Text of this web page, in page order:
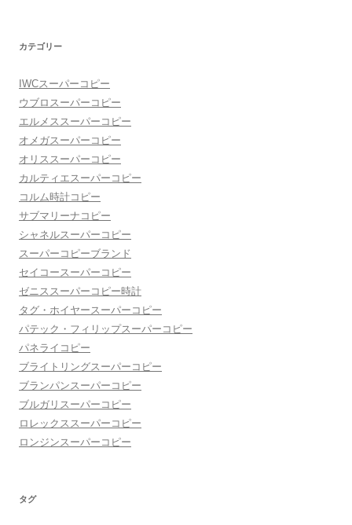
カテゴリー
IWCスーパーコピー
ウブロスーパーコピー
エルメススーパーコピー
オメガスーパーコピー
オリススーパーコピー
カルティエスーパーコピー
コルム時計コピー
サブマリーナコピー
シャネルスーパーコピー
スーパーコピーブランド
セイコースーパーコピー
ゼニススーパーコピー時計
タグ・ホイヤースーパーコピー
パテック・フィリップスーパーコピー
パネライコピー
ブライトリングスーパーコピー
ブランパンスーパーコピー
ブルガリスーパーコピー
ロレックススーパーコピー
ロンジンスーパーコピー
タグ